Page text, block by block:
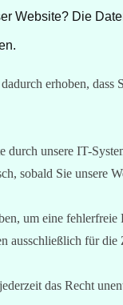
Website? Die
erhoben,
unsere IT-
sobald Sie unsere
um eine
ausschließlich für
das Recht